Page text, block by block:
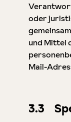
oder
und Mittel
Mail-
3.3